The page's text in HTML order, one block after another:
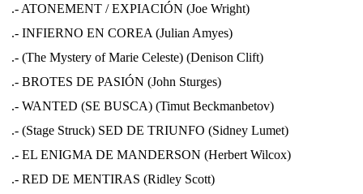
.- ATONEMENT / EXPIACIÓN (Joe Wright)
.- INFIERNO EN COREA (Julian Amyes)
.- (The Mystery of Marie Celeste) (Denison Clift)
.- BROTES DE PASIÓN (John Sturges)
.- WANTED (SE BUSCA) (Timut Beckmanbetov)
.- (Stage Struck) SED DE TRIUNFO (Sidney Lumet)
.- EL ENIGMA DE MANDERSON (Herbert Wilcox)
.- RED DE MENTIRAS (Ridley Scott)